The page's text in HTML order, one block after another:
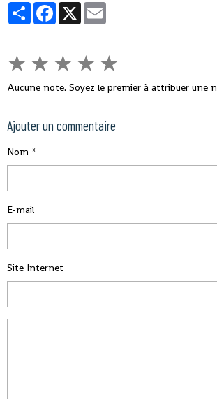
PartagerFacebook
X
★ ★ ★ ★ ★
Aucune note. Soyez le premier à attribuer une
Ajouter un commentaire
Nom
E-mail
Site Internet